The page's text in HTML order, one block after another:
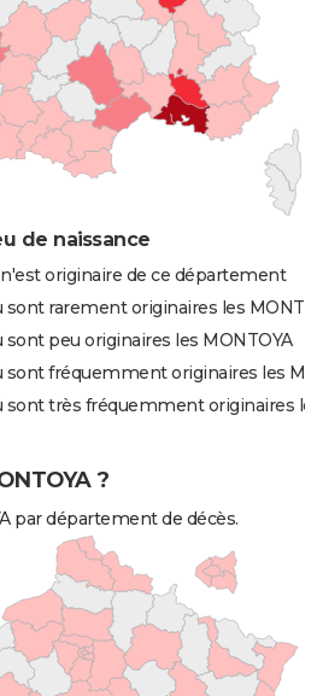
de naissance
originaire de ce département
rarement originaires les
peu originaires les MONTOYA
fréquemment originaires les
très fréquemment originaires
?
par département de décès.